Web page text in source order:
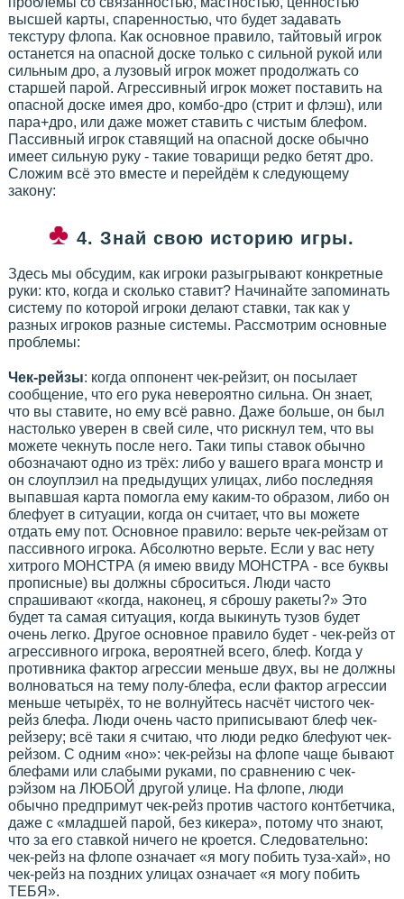
высшей карты, спаренностью, что будет задавать
текстуру флопа. Как основное правило, тайтовый игрок
останется на опасной доске только с сильной рукой или
сильным дро, а лузовый игрок может продолжать со
старшей парой. Агрессивный игрок может поставить на
опасной доске имея дро, комбо-дро (стрит и флэш), или
пара+дро, или даже может ставить с чистым блефом.
Пассивный игрок ставящий на опасной доске обычно
имеет сильную руку - такие товарищи редко бетят дро.
Сложим всё это вместе и перейдём к следующему
закону:
4. Знай свою историю игры.
Здесь мы обсудим, как игроки разыгрывают конкретные
руки: кто, когда и сколько ставит? Начинайте запоминать
систему по которой игроки делают ставки, так как у
разных игроков разные системы. Рассмотрим основные
проблемы:
Чек-рейзы: когда оппонент чек-рейзит, он посылает
сообщение, что его рука невероятно сильна. Он знает,
что вы ставите, но ему всё равно. Даже больше, он был
настолько уверен в свей силе, что рискнул тем, что вы
можете чекнуть после него. Таки типы ставок обычно
обозначают одно из трёх: либо у вашего врага монстр и
он слоуплэил на предыдущих улицах, либо последняя
выпавшая карта помогла ему каким-то образом, либо он
блефует в ситуации, когда он считает, что вы можете
отдать ему пот. Основное правило: верьте чек-рейзам от
пассивного игрока. Абсолютно верьте. Если у вас нету
хитрого МОНСТРА (я имею ввиду МОНСТРА - все буквы
прописные) вы должны сброситься. Люди часто
спрашивают «когда, наконец, я сброшу ракеты?» Это
будет та самая ситуация, когда выкинуть тузов будет
очень легко. Другое основное правило будет - чек-рейз от
агрессивного игрока, вероятней всего, блеф. Когда у
противника фактор агрессии меньше двух, вы не должны
волноваться на тему полу-блефа, если фактор агрессии
меньше четырёх, то не волнуйтесь насчёт чистого чек-
рейз блефа. Люди очень часто приписывают блеф чек-
рейзеру; всё таки я считаю, что люди редко блефуют чек-
рейзом. С одним «но»: чек-рейзы на флопе чаще бывают
блефами или слабыми руками, по сравнению с чек-
рэйзом на ЛЮБОЙ другой улице. На флопе, люди
обычно предпримут чек-рейз против частого контбетчика,
даже с «младшей парой, без кикера», потому что знают,
что за его ставкой ничего не кроется. Следовательно:
чек-рейз на флопе означает «я могу побить туза-хай», но
чек-рейз на поздних улицах означает «я могу побить
ТЕБЯ».